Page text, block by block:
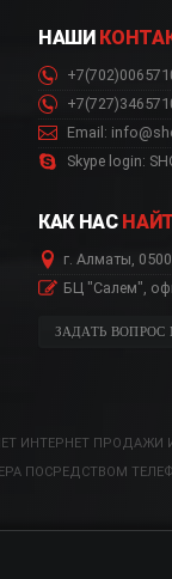
НАШИ
Email:
Skype login:
КАК НАС
г. Алматы,
БЦ "Салем",
ЗАДАТЬ
ИНТЕРНЕТ